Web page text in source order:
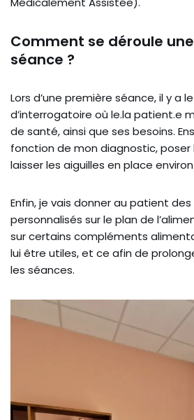
Comment se déroule
séance ?
Lors d’une première séance, il y a
d’interrogatoire où le.la patient.e
de santé, ainsi que ses besoins.
fonction de mon diagnostic, poser
laisser les aiguilles en place
Enfin, je vais donner au patient des
personnalisés sur le plan de
sur certains compléments
lui être utiles, et ce afin de
les séances.